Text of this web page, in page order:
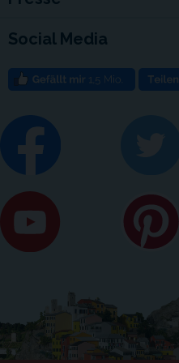
Social Media